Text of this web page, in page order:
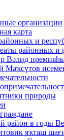
организации
карта
и
районных и
Вәлид
Мәҡсүтов
природы
район в годы
яҡташ